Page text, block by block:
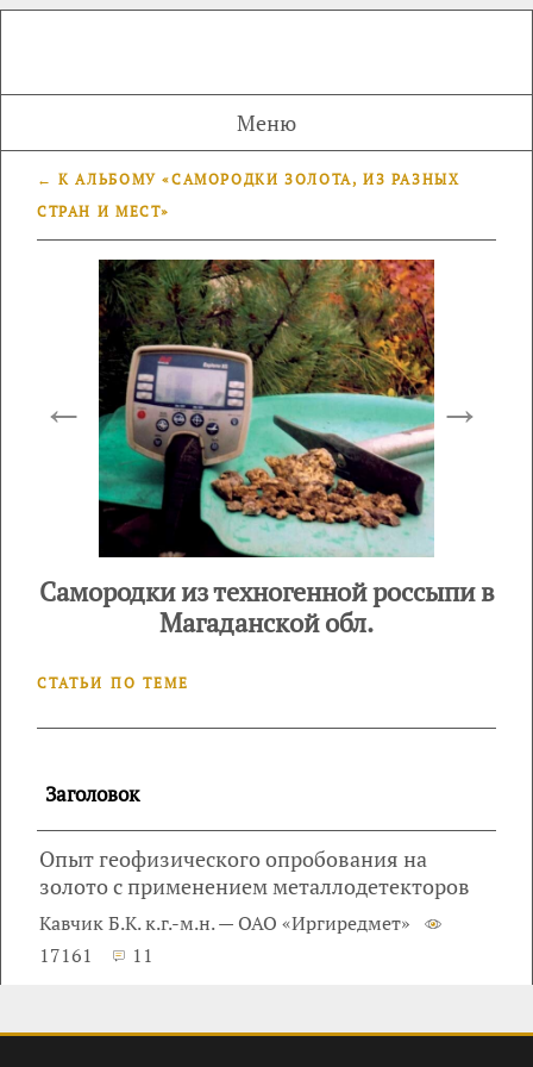
Меню
← К АЛЬБОМУ «САМОРОДКИ ЗОЛОТА, ИЗ РАЗНЫХ
СТРАН И МЕСТ»
← →
Самородки из техногенной россыпи в
Магаданской обл.
СТАТЬИ ПО ТЕМЕ
Заголовок
Опыт геофизического опробования на
золото с применением металлодетекторов
Кавчик Б.К. к.г.-м.н. — ОАО «Иргиредмет»
17161
11